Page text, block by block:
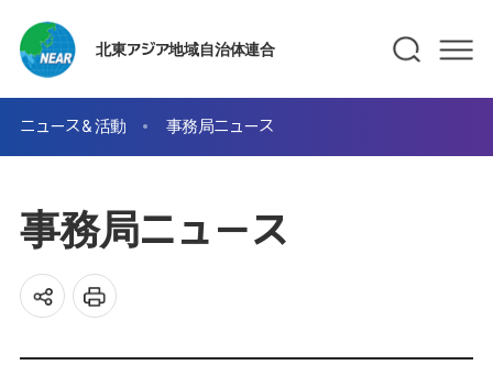
北東アジア地域自治体連合
ニュース＆活動 事務局ニュース
事務局ニュース